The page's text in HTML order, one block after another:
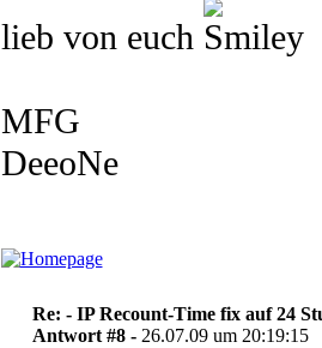
lieb von euch
MFG
DeeoNe
Re: - IP Recount-Time fix auf 24
Antwort #8 - 26.07.09 um 20:19:15